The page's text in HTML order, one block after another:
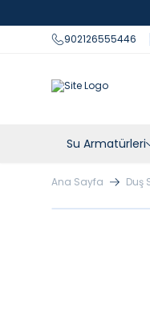
902126555446
Su Armatürleri
Ana Sayfa Duş